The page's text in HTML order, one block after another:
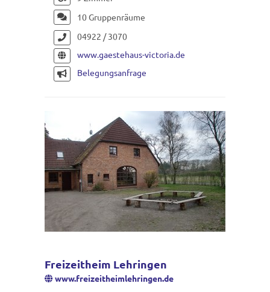
10 Gruppenräume
04922 / 3070
www.gaestehaus-victoria.de
Belegungsanfrage
Freizeitheim Lehringen
www.freizeitheimlehringen.de